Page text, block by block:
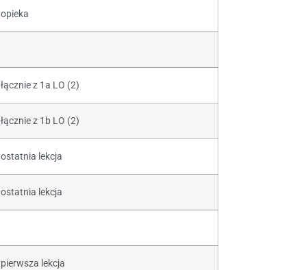
opieka
łącznie z 1a LO (2)
łącznie z 1b LO (2)
ostatnia lekcja
ostatnia lekcja
pierwsza lekcja